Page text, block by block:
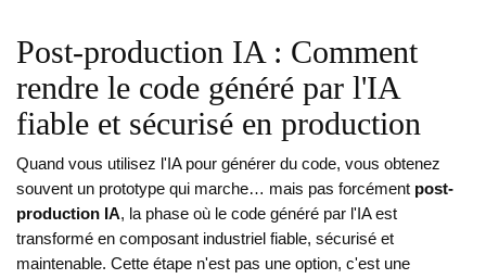
Post-production IA : Comment
rendre le code généré par l'IA
fiable et sécurisé en production
Quand vous utilisez l'IA pour générer du code, vous obtenez
souvent un prototype qui marche… mais pas forcément post-
production IA, la phase où le code généré par l'IA est
transformé en composant industriel fiable, sécurisé et
maintenable. Cette étape n'est pas une option, c'est une